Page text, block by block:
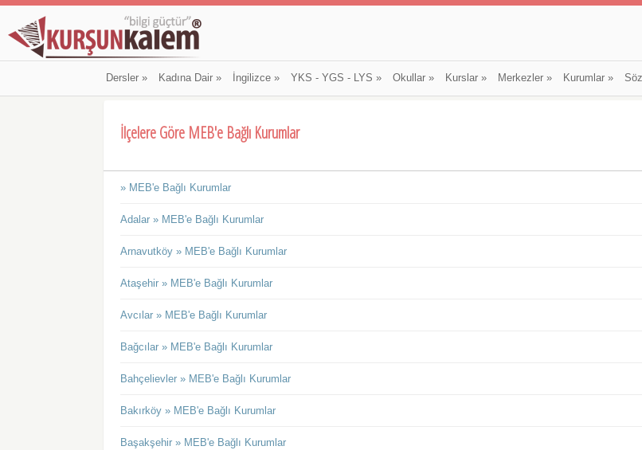
Dersler» Kadına Dair» İngilizce» YKS - YGS - LYS » Okullar» Kurslar» Merkezler» Kurumlar»
İlçelere Göre MEB'e Bağlı Kurumlar
» MEB'e Bağlı Kurumlar
Adalar » MEB'e Bağlı Kurumlar
Arnavutköy » MEB'e Bağlı Kurumlar
Ataşehir » MEB'e Bağlı Kurumlar
Avcılar » MEB'e Bağlı Kurumlar
Bağcılar » MEB'e Bağlı Kurumlar
Bahçelievler » MEB'e Bağlı Kurumlar
Bakırköy » MEB'e Bağlı Kurumlar
Başakşehir » MEB'e Bağlı Kurumlar